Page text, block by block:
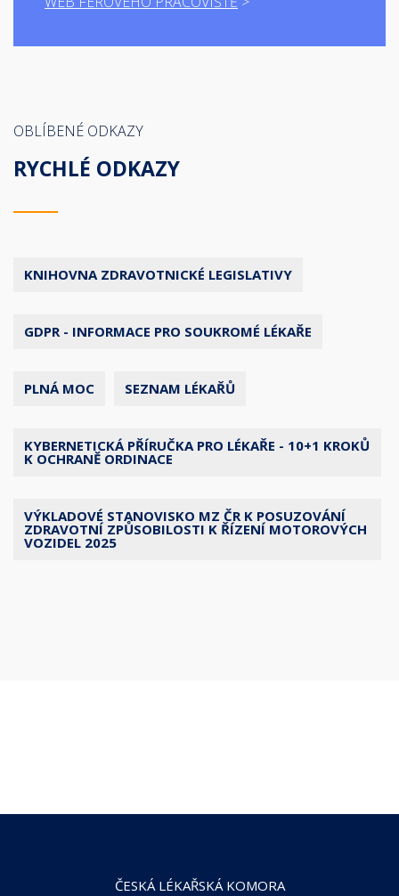
OBLÍBENÉ ODKAZY
RYCHLÉ ODKAZY
KNIHOVNA ZDRAVOTNICKÉ LEGISLATIVY
GDPR - INFORMACE PRO SOUKROMÉ LÉKAŘE
PLNÁ MOC SEZNAM LÉKAŘŮ
KYBERNETICKÁ PŘÍRUČKA PRO LÉKAŘE - 10+1 KROKŮ
K OCHRANĚ ORDINACE
VÝKLADOVÉ STANOVISKO MZ ČR K POSUZOVÁNÍ
ZDRAVOTNÍ ZPŮSOBILOSTI K ŘÍZENÍ MOTOROVÝCH
VOZIDEL 2025
ČESKÁ LÉKAŘSKÁ KOMORA